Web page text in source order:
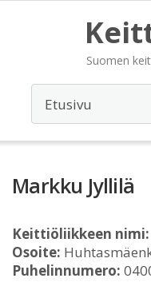
Suomen
Markku Jyllilä
Keittiöliikkeen nimi:
Osoite:
Puhelinnumero: